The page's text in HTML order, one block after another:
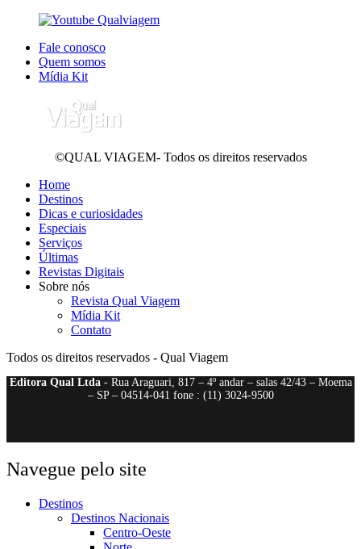
Fale conosco
Quem somos
Mídia Kit
©QUAL VIAGEM- Todos os direitos reservados
Home
Destinos
Dicas e curiosidades
Especiais
Serviços
Últimas
Revistas Digitais
Sobre nós
Revista Qual Viagem
Mídia Kit
Contato
Todos os direitos reservados - Qual Viagem
Editora Qual Ltda- Rua Araguari, 817 – 4º andar – salas 42/43 – Moema
– SP – 04514-041 fone : (11) 3024-9500
Navegue pelo site
Destinos
Destinos Nacionais
Centro-Oeste